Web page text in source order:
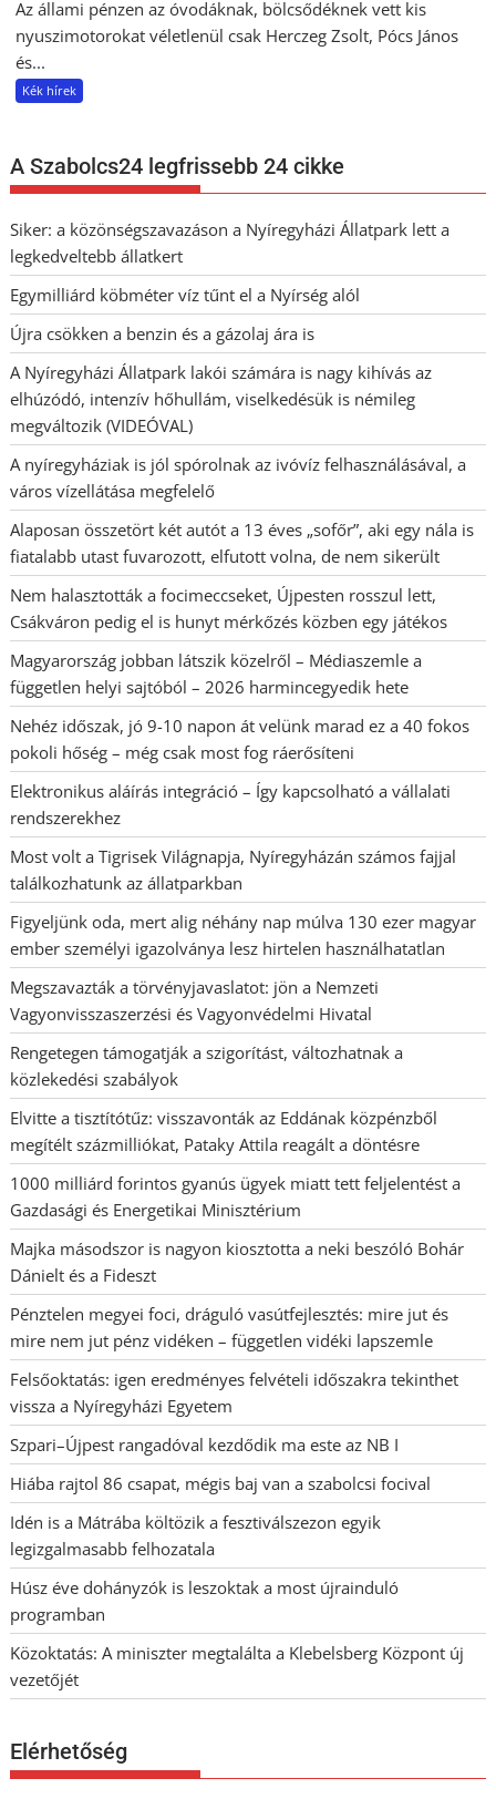
Az állami pénzen az óvodáknak, bölcsődéknek vett kis
nyuszimotorokat véletlenül csak Herczeg Zsolt, Pócs János
és...
Kék hírek
A Szabolcs24 legfrissebb 24 cikke
Siker: a közönségszavazáson a Nyíregyházi Állatpark lett a
legkedveltebb állatkert
Egymilliárd köbméter víz tűnt el a Nyírség alól
Újra csökken a benzin és a gázolaj ára is
A Nyíregyházi Állatpark lakói számára is nagy kihívás az
elhúzódó, intenzív hőhullám, viselkedésük is némileg
megváltozik (VIDEÓVAL)
A nyíregyháziak is jól spórolnak az ivóvíz felhasználásával, a
város vízellátása megfelelő
Alaposan összetört két autót a 13 éves „sofőr”, aki egy nála is
fiatalabb utast fuvarozott, elfutott volna, de nem sikerült
Nem halasztották a focimeccseket, Újpesten rosszul lett,
Csákváron pedig el is hunyt mérkőzés közben egy játékos
Magyarország jobban látszik közelről – Médiaszemle a
független helyi sajtóból – 2026 harmincegyedik hete
Nehéz időszak, jó 9-10 napon át velünk marad ez a 40 fokos
pokoli hőség – még csak most fog ráerősíteni
Elektronikus aláírás integráció – Így kapcsolható a vállalati
rendszerekhez
Most volt a Tigrisek Világnapja, Nyíregyházán számos fajjal
találkozhatunk az állatparkban
Figyeljünk oda, mert alig néhány nap múlva 130 ezer magyar
ember személyi igazolványa lesz hirtelen használhatatlan
Megszavazták a törvényjavaslatot: jön a Nemzeti
Vagyonvisszaszerzési és Vagyonvédelmi Hivatal
Rengetegen támogatják a szigorítást, változhatnak a
közlekedési szabályok
Elvitte a tisztítótűz: visszavonták az Eddának közpénzből
megítélt százmilliókat, Pataky Attila reagált a döntésre
1000 milliárd forintos gyanús ügyek miatt tett feljelentést a
Gazdasági és Energetikai Minisztérium
Majka másodszor is nagyon kiosztotta a neki beszóló Bohár
Dánielt és a Fideszt
Pénztelen megyei foci, dráguló vasútfejlesztés: mire jut és
mire nem jut pénz vidéken – független vidéki lapszemle
Felsőoktatás: igen eredményes felvételi időszakra tekinthet
vissza a Nyíregyházi Egyetem
Szpari–Újpest rangadóval kezdődik ma este az NB I
Hiába rajtol 86 csapat, mégis baj van a szabolcsi focival
Idén is a Mátrába költözik a fesztiválszezon egyik
legizgalmasabb felhozatala
Húsz éve dohányzók is leszoktak a most újrainduló
programban
Közoktatás: A miniszter megtalálta a Klebelsberg Központ új
vezetőjét
Elérhetőség